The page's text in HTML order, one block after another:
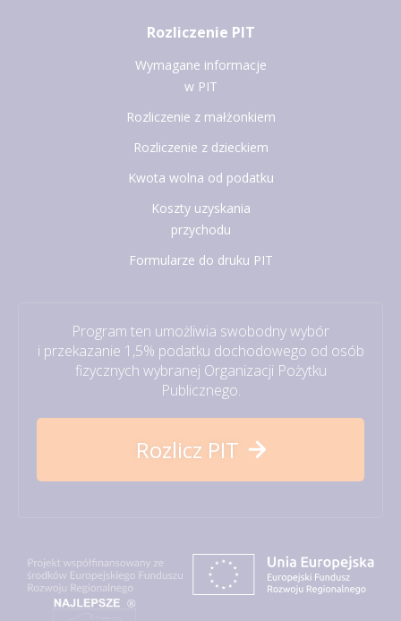
Rozliczenie PIT
Wymagane informacje
w PIT
Rozliczenie z małżonkiem
Rozliczenie z dzieckiem
Kwota wolna od podatku
Koszty uzyskania
przychodu
Formularze do druku PIT
Program ten umożliwia swobodny wybór
i przekazanie 1,5% podatku dochodowego od osób
fizycznych wybranej Organizacji Pożytku
Publicznego.
Rozlicz PIT